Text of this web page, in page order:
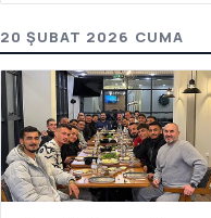
20 ŞUBAT 2026 CUMA